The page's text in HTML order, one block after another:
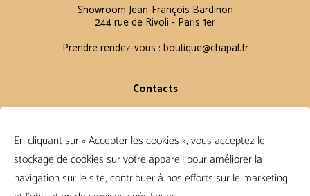
En cliquant sur « Accepter les cookies », vous acceptez le
stockage de cookies sur votre appareil pour améliorer la
navigation sur le site, contribuer à nos efforts sur le marketing
Showroom Jean-François Bardinon
244 rue de Rivoli - Paris 1er
Prendre rendez-vous : boutique@chapal.fr
Contacts
Claire
+33 6 12 15 15 61